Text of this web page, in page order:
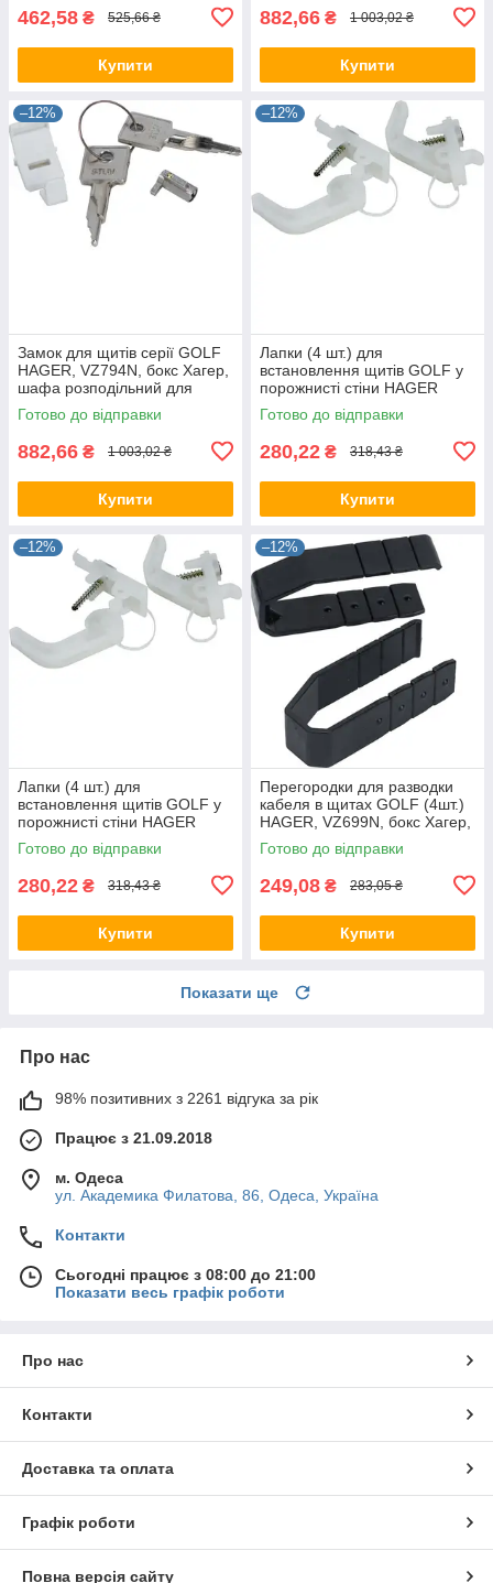
462,58 ₴ 525,66 ₴
Купити
882,66 ₴ 1 003,02 ₴
Купити
–12%
Замок для щитів серії GOLF
HAGER, VZ794N, бокс Хагер,
шафа розподільний для
автоматів (Smart Rozetka)
Готово до відправки
882,66 ₴ 1 003,02 ₴
Купити
–12%
Лапки (4 шт.) для
встановлення щитів GOLF у
порожнисті стіни HAGER
GOLF VZ696N бокс Хагер,
шафа розподільна
Готово до відправки
280,22 ₴ 318,43 ₴
Купити
–12%
Лапки (4 шт.) для
встановлення щитів GOLF у
порожнисті стіни HAGER
GOLF VZ696N бокс Хагер,
шафа (Smart Rozetka)
Готово до відправки
280,22 ₴ 318,43 ₴
Купити
–12%
Перегородки для разводки
кабеля в щитах GOLF (4шт.)
HAGER, VZ699N, бокс Хагер,
шкаф распределительный
Готово до відправки
249,08 ₴ 283,05 ₴
Купити
Показати ще
Про нас
98% позитивних з 2261 відгука за рік
Працює з 21.09.2018
м. Одеса
ул. Академика Филатова, 86, Одеса, Україна
Контакти
Сьогодні працює з 08:00 до 21:00
Показати весь графік роботи
Про нас
Контакти
Доставка та оплата
Графік роботи
Повна версія сайту